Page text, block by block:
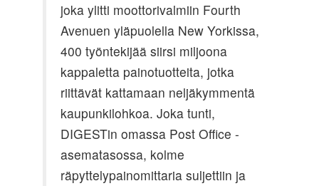
joka ylitti moottorivalmiin Fourth
Avenuen yläpuolella New Yorkissa,
400 työntekijää siirsi miljoona
kappaletta painotuotteita, jotka
riittävät kattamaan neljäkymmentä
kaupunkilohkoa. Joka tunti,
DIGESTin omassa Post Office -
asematasossa, kolme
räpyttelypainomittaria suljettiin ja